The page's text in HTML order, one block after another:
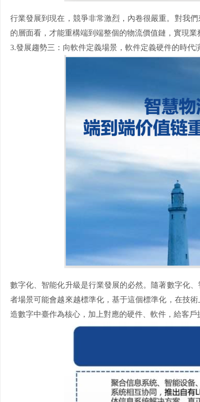
行業發展到現在，競爭非常激烈，內卷很嚴重。對我
的層面看，才能重構端到端整個的物流價值鏈，實現業
3.發展趨勢三：向軟件定義場景，軟件定義硬件的時代
數字化、智能化升級是行業發展的必然。隨著數字化
者場景可能會越來越標準化，基于這個標準化，在技
造數字中臺作為核心，加上對應的硬件、軟件，給客